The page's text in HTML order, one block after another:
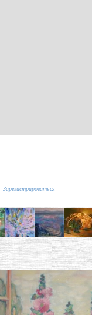
Зарегистрироваться